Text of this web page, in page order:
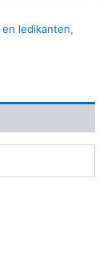
ledikanten,